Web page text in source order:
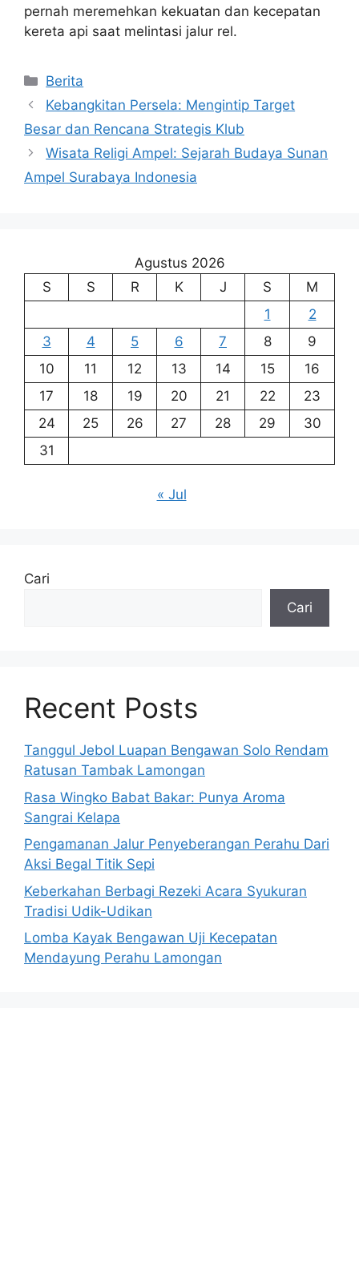
pernah meremehkan kekuatan dan kecepatan
kereta api saat melintasi jalur rel.
Kategori
Berita
Kebangkitan Persela: Mengintip Target
Besar dan Rencana Strategis Klub
Wisata Religi Ampel: Sejarah Budaya Sunan
Ampel Surabaya Indonesia
Agustus 2026
S
S R K J S
M
1
2
3
4 5 6 7 8
9
10
11 12 13 14 15
16
17
18 19 20 21 22
23
24
25 26 27 28 29
30
31
« Jul
Cari
Cari
Recent Posts
Tanggul Jebol Luapan Bengawan Solo Rendam
Ratusan Tambak Lamongan
Rasa Wingko Babat Bakar: Punya Aroma
Sangrai Kelapa
Pengamanan Jalur Penyeberangan Perahu Dari
Aksi Begal Titik Sepi
Keberkahan Berbagi Rezeki Acara Syukuran
Tradisi Udik-Udikan
Lomba Kayak Bengawan Uji Kecepatan
Mendayung Perahu Lamongan